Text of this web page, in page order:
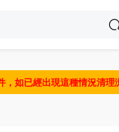
如已經出現這種情況清理